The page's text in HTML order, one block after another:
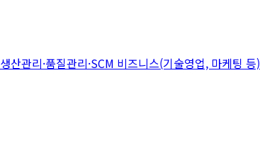
생산관리·품질관리·SCM 비즈니스(기술영업, 마케팅 등)